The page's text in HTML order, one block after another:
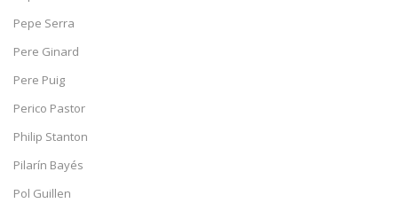
Pepe Serra
Pere Ginard
Pere Puig
Perico Pastor
Philip Stanton
Pilarín Bayés
Pol Guillen